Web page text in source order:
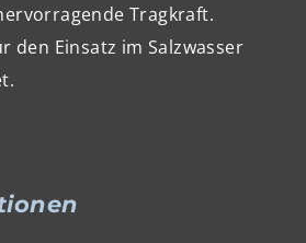
Tragkraft.
den Einsatz im Salzwasser